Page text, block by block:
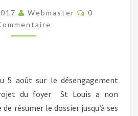
À
UN
Webmaster
0
5 août sur le désengagement
du foyer St Louis a non
résumer le dossier jusqu’à ses